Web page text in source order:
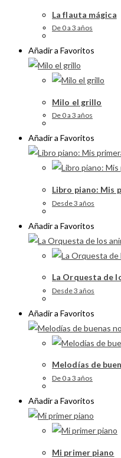
La flauta mágica
De 0 a 3 años
Añadir a Favoritos
Milo el grillo
De 0 a 3 años
Añadir a Favoritos
Libro piano: Mis
Desde 3 años
Añadir a Favoritos
La Orquesta de
Desde 3 años
Añadir a Favoritos
Melodías de
De 0 a 3 años
Añadir a Favoritos
Mi primer piano